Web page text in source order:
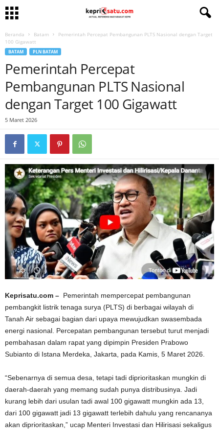
Beranda Batam
Pemerintah Percepat Pembangunan PLTS Nasional dengan Target
100 Gigawatt
BATAM PLN BATAM
Pemerintah Percepat
Pembangunan PLTS Nasional
dengan Target 100 Gigawatt
5 Maret 2026
Keprisatu.com – Pemerintah mempercepat pembangunan
pembangkit listrik tenaga surya (PLTS) di berbagai wilayah di
Tanah Air sebagai bagian dari upaya mewujudkan swasembada
energi nasional. Percepatan pembangunan tersebut turut menjadi
pembahasan dalam rapat yang dipimpin Presiden Prabowo
Subianto di Istana Merdeka, Jakarta, pada Kamis, 5 Maret 2026.
“Sebenarnya di semua desa, tetapi tadi diprioritaskan mungkin di
daerah-daerah yang memang sudah punya distribusinya. Jadi
kurang lebih dari usulan tadi awal 100 gigawatt mungkin ada 13,
dari 100 gigawatt jadi 13 gigawatt terlebih dahulu yang rencananya
akan diprioritaskan,” ucap Menteri Investasi dan Hilirisasi sekaligus